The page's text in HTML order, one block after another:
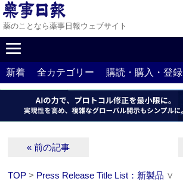
薬のことなら薬事日報ウェブサイト
新着 全カテゴリー 購読・購入・登録
« 前の記事
TOP > Press Release Title List：新製品 ∨